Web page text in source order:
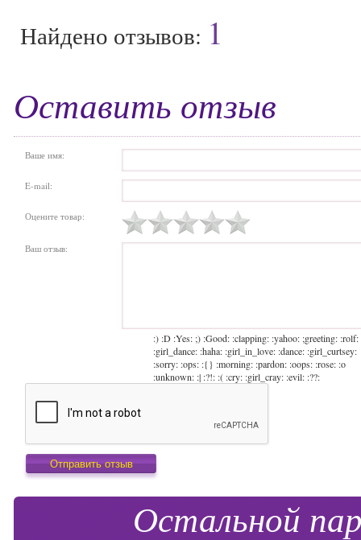
Найдено отзывов: 1
Оставить отзыв
Ваше имя:
E-mail:
Оцените товар:
Ваш отзыв:
:) :D :Yes: ;) :Good: :clapping: :yahoo: ;greeting: :rolf:
:girl_dance: :haha: :girl_in_love: :dance: :girl_curtsey:
:sorry: :ops: :{} :morning: :pardon: :oops: :rose: :o
:unknown: :| :?!: :( :cry: :girl_cray: :evil: :??:
Остальной